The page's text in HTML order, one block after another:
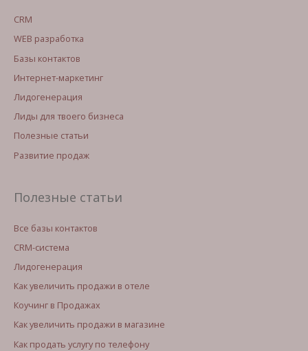
CRM
WEB разработка
Базы контактов
Интернет-маркетинг
Лидогенерация
Лиды для твоего бизнеса
Полезные статьи
Развитие продаж
Полезные статьи
Все базы контактов
CRM-система
Лидогенерация
Как увеличить продажи в отеле
Коучинг в Продажах
Как увеличить продажи в магазине
Как продать услугу по телефону